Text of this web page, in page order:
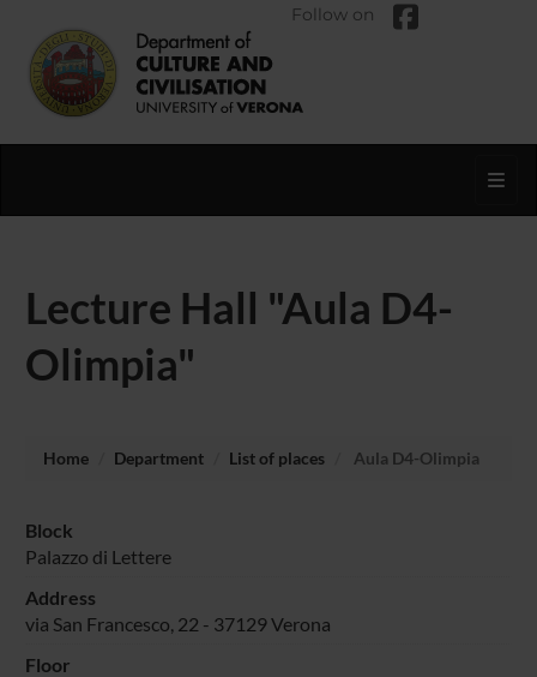
Follow on
Lecture Hall "Aula D4-
Olimpia"
Home Department List of places Aula D4-Olimpia
Block
Palazzo di Lettere
Address
via San Francesco, 22 - 37129 Verona
Floor